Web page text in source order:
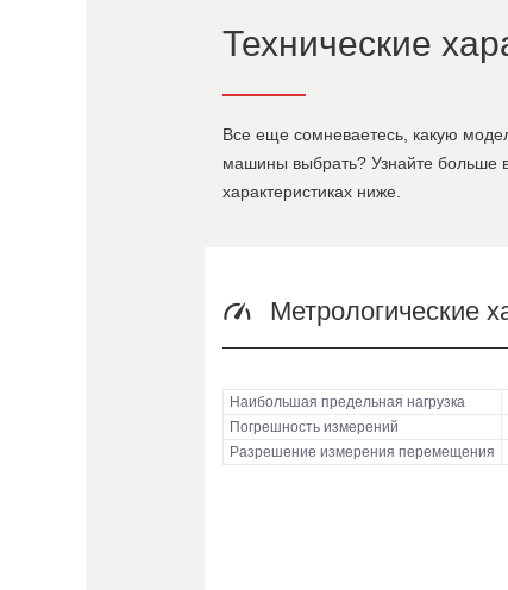
Технические
Все еще сомневаетесь, какую
машины выбрать? Узнайте больше
характеристиках ниже.
Метрологические
Наибольшая предельная нагрузка
Погрешность измерений
Разрешение измерения перемещения